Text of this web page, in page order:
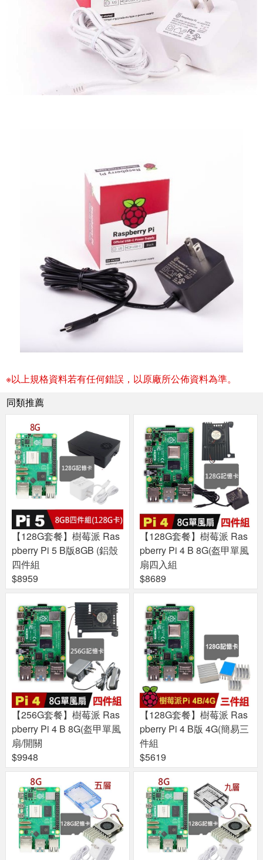
※以上規格資料若有任何錯誤，以原廠所公佈資料為準。
同類推薦
【128G套餐】樹莓派 Ras
pberry Pi 5 B版8GB (鋁殼
四件組
$8959
【128G套餐】樹莓派 Ras
pberry Pi 4 B 8G(盔甲單風
扇四入組
$8689
【256G套餐】樹莓派 Ras
pberry Pi 4 B 8G(盔甲單風
扇/開關
$9948
【128G套餐】樹莓派 Ras
pberry Pi 4 B版 4G(簡易三
件組
$5619